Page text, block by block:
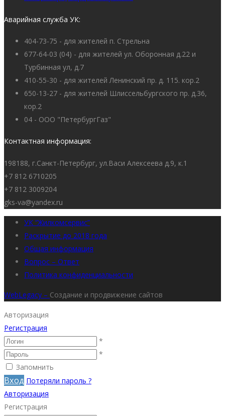
Аварийная служба УК:
404-73-75 - для жителей п. Стрельна
677-64-03 (04) - для жителей ул. Оборонная д.22 и
Турбинная ул, д.7
410-55-30 - для жителей Ленинский пр. д. 115. кор.2
650-13-27 - для жителей Шлиссельбургского пр. д.36,
кор.2
04 - ООО "ПетербургГаз"
Контактная информация:
198188, г.Санкт-Петербург, ул.Васи Алексеева д.9, к.1
+7 812 6710205
+7 812 3009204
gks-va@yandex.ru
УК “Жилкомсервис”
Раскрытие до 2018 года
Общая информация
Вопрос – Ответ
Политика конфиденциальности
WebLegacy – Создание и продвижение сайтов
Авторизация
Регистрация
*
*
Запомнить
Вход Потеряли пароль ?
Авторизация
Регистрация